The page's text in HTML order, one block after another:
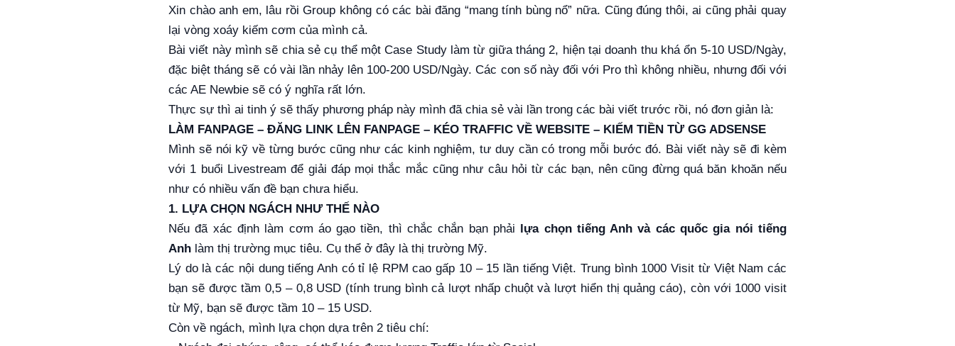
Xin chào anh em, lâu rồi Group không có các bài đăng “mang tính bùng nổ” nữa. Cũng đúng thôi, ai cũng phải quay
lại vòng xoáy kiếm cơm của mình cả.
Bài viết này mình sẽ chia sẻ cụ thể một Case Study làm từ giữa tháng 2, hiện tại doanh thu khá ổn 5-10 USD/Ngày,
đặc biệt tháng sẽ có vài lần nhảy lên 100-200 USD/Ngày. Các con số này đối với Pro thì không nhiều, nhưng đối với
các AE Newbie sẽ có ý nghĩa rất lớn.
Thực sự thì ai tinh ý sẽ thấy phương pháp này mình đã chia sẻ vài lần trong các bài viết trước rồi, nó đơn giản là:
LÀM FANPAGE – ĐĂNG LINK LÊN FANPAGE – KÉO TRAFFIC VỀ WEBSITE – KIẾM TIỀN TỪ GG ADSENSE
Mình sẽ nói kỹ về từng bước cũng như các kinh nghiệm, tư duy cần có trong mỗi bước đó. Bài viết này sẽ đi kèm
với 1 buổi Livestream để giải đáp mọi thắc mắc cũng như câu hỏi từ các bạn, nên cũng đừng quá băn khoăn nếu
như có nhiều vấn đề bạn chưa hiểu.
1. LỰA CHỌN NGÁCH NHƯ THẾ NÀO
Nếu đã xác định làm cơm áo gạo tiền, thì chắc chắn bạn phải lựa chọn tiếng Anh và các quốc gia nói tiếng
Anh làm thị trường mục tiêu. Cụ thể ở đây là thị trường Mỹ.
Lý do là các nội dung tiếng Anh có tỉ lệ RPM cao gấp 10 – 15 lần tiếng Việt. Trung bình 1000 Visit từ Việt Nam các
bạn sẽ được tầm 0,5 – 0,8 USD (tính trung bình cả lượt nhấp chuột và lượt hiển thị quảng cáo), còn với 1000 visit
từ Mỹ, bạn sẽ được tầm 10 – 15 USD.
Còn về ngách, mình lựa chọn dựa trên 2 tiêu chí: